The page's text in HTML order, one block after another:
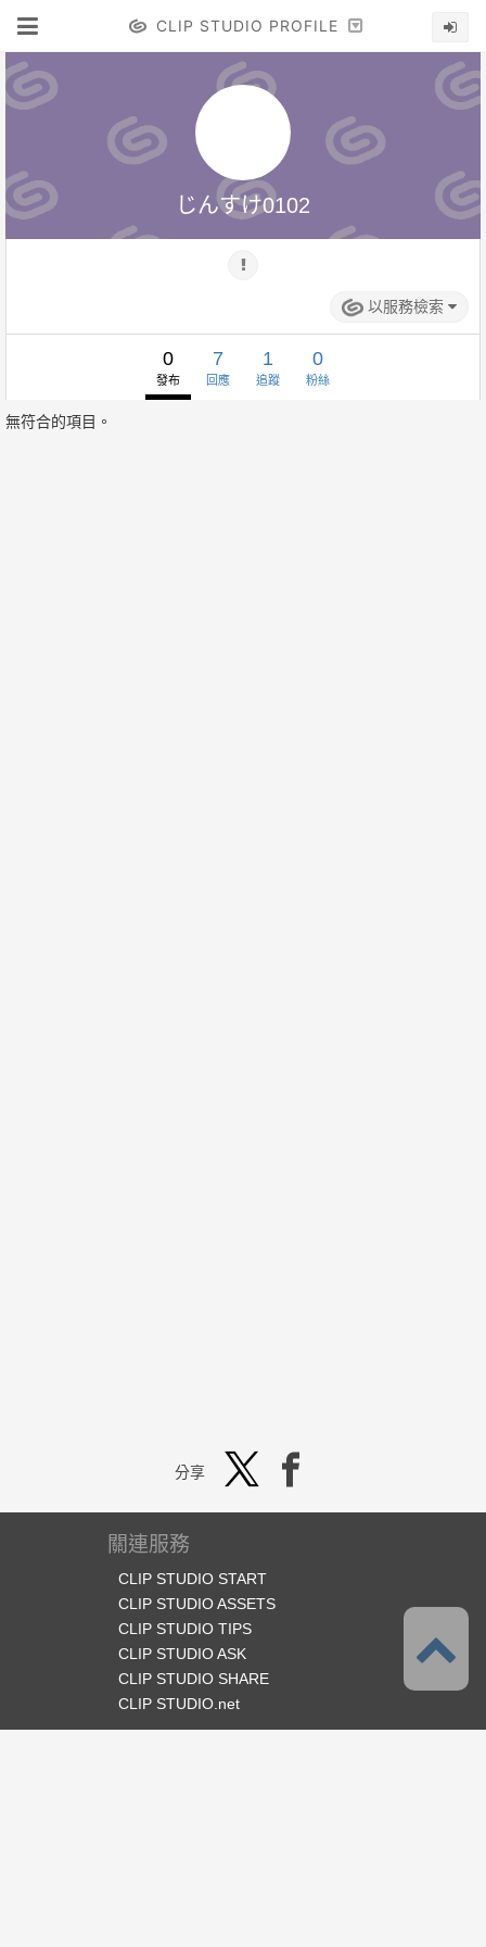
CLIP STUDIO PROFILE
じんすけ0102
以服務檢索
0
發布
7
回應
1
追蹤
0
粉絲
無符合的項目。
分享
關連服務
CLIP STUDIO START
CLIP STUDIO ASSETS
CLIP STUDIO TIPS
CLIP STUDIO ASK
CLIP STUDIO SHARE
CLIP STUDIO.net